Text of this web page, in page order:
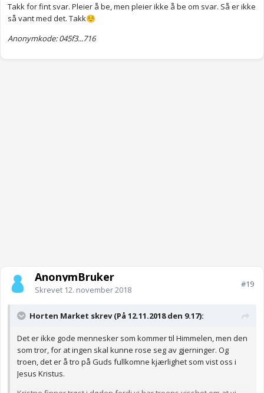
Her kan du faktisk spørre Gud. Du har helligeånd som er din
kommunikasjons middel med Gud. Spørr Gud om han er i
kommunikasjon med Gud? Om ikke så er det en veldig fin ting å
Takk for fint svar. Pleier å be, men pleier ikke å be om svar. Så er ikke
så vant med det. Takk☺️
Anonymkode: 045f3...716
AnonymBruker
Skrevet 12. november 2018
#19
Horten Market skrev (På 12.11.2018 den 9.17):
Det er ikke gode mennesker som kommer til Himmelen, men den
som tror, for at ingen skal kunne rose seg av gjerninger. Og
troen, det er å tro på Guds fullkomne kjærlighet som vist oss i
Jesus Kristus.